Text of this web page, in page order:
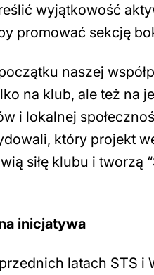
wyjątkowość
promować sekcję
naszej
na klub, ale też na
i lokalnej
który projekt
siłę klubu i tworzą
inicjatywa
latach STS i